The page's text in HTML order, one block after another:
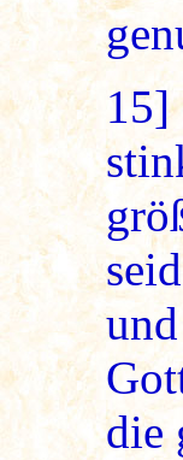
15]
die